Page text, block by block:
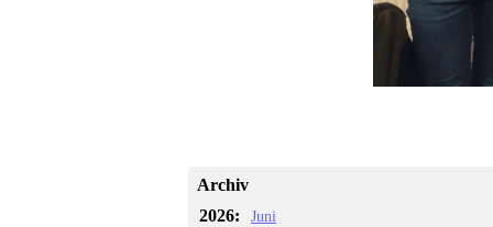
Archiv
2026:
Juni